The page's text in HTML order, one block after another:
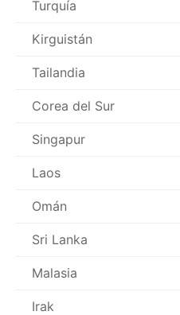
Turquía
Kirguistán
Tailandia
Corea del Sur
Singapur
Laos
Omán
Sri Lanka
Malasia
Irak